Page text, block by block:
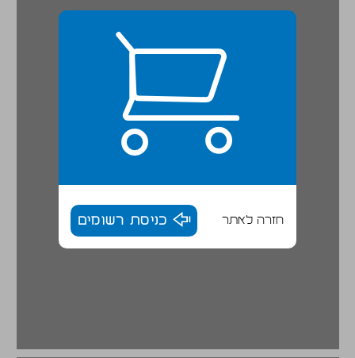
חזרה לאתר כניסת רשומים